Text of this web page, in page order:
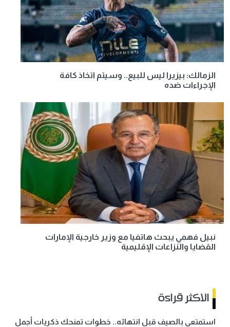
الزمالك: بيزيرا ليس للبيع.. وسيتم اتخاذ كافة
الإجراءات ضده
نبيل فهمي يبحث هاتفيا مع وزير خارجية الإمارات
القضايا والنزاعات الإقليمية
الاكثر قراءة
استمتعي بالصيف قبل انتهائه.. خطوات تمنحك ذكريات أجمل